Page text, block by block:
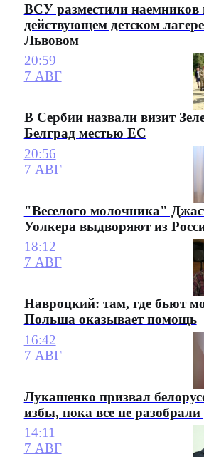
ВСУ разместили наемников
действующем детском
Львовом
20:59
7 АВГ
В Сербии назвали визит
Белград местью ЕС
20:56
7 АВГ
"Веселого молочника"
Уолкера выдворяют из
18:12
7 АВГ
Навроцкий: там, где бьют
Польша оказывает помощь
16:42
7 АВГ
Лукашенко призвал
избы, пока все не разобрали
14:11
7 АВГ